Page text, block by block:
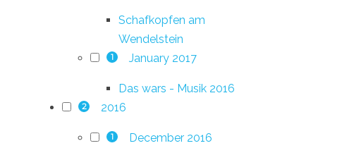
Schafkopfen am
Wendelstein
1 January 2017
Das wars - Musik 2016
2 2016
1 December 2016